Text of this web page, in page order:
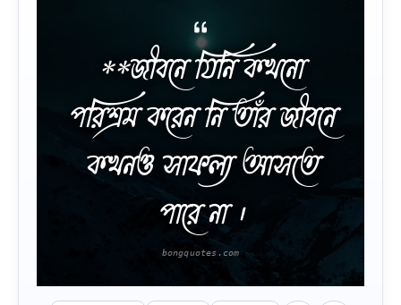
**জীবনে যিনি কখনো
পরিশ্রম করেন নি তাঁর জীবনে
কখনও সাফল্য আসতে
পারে না ।